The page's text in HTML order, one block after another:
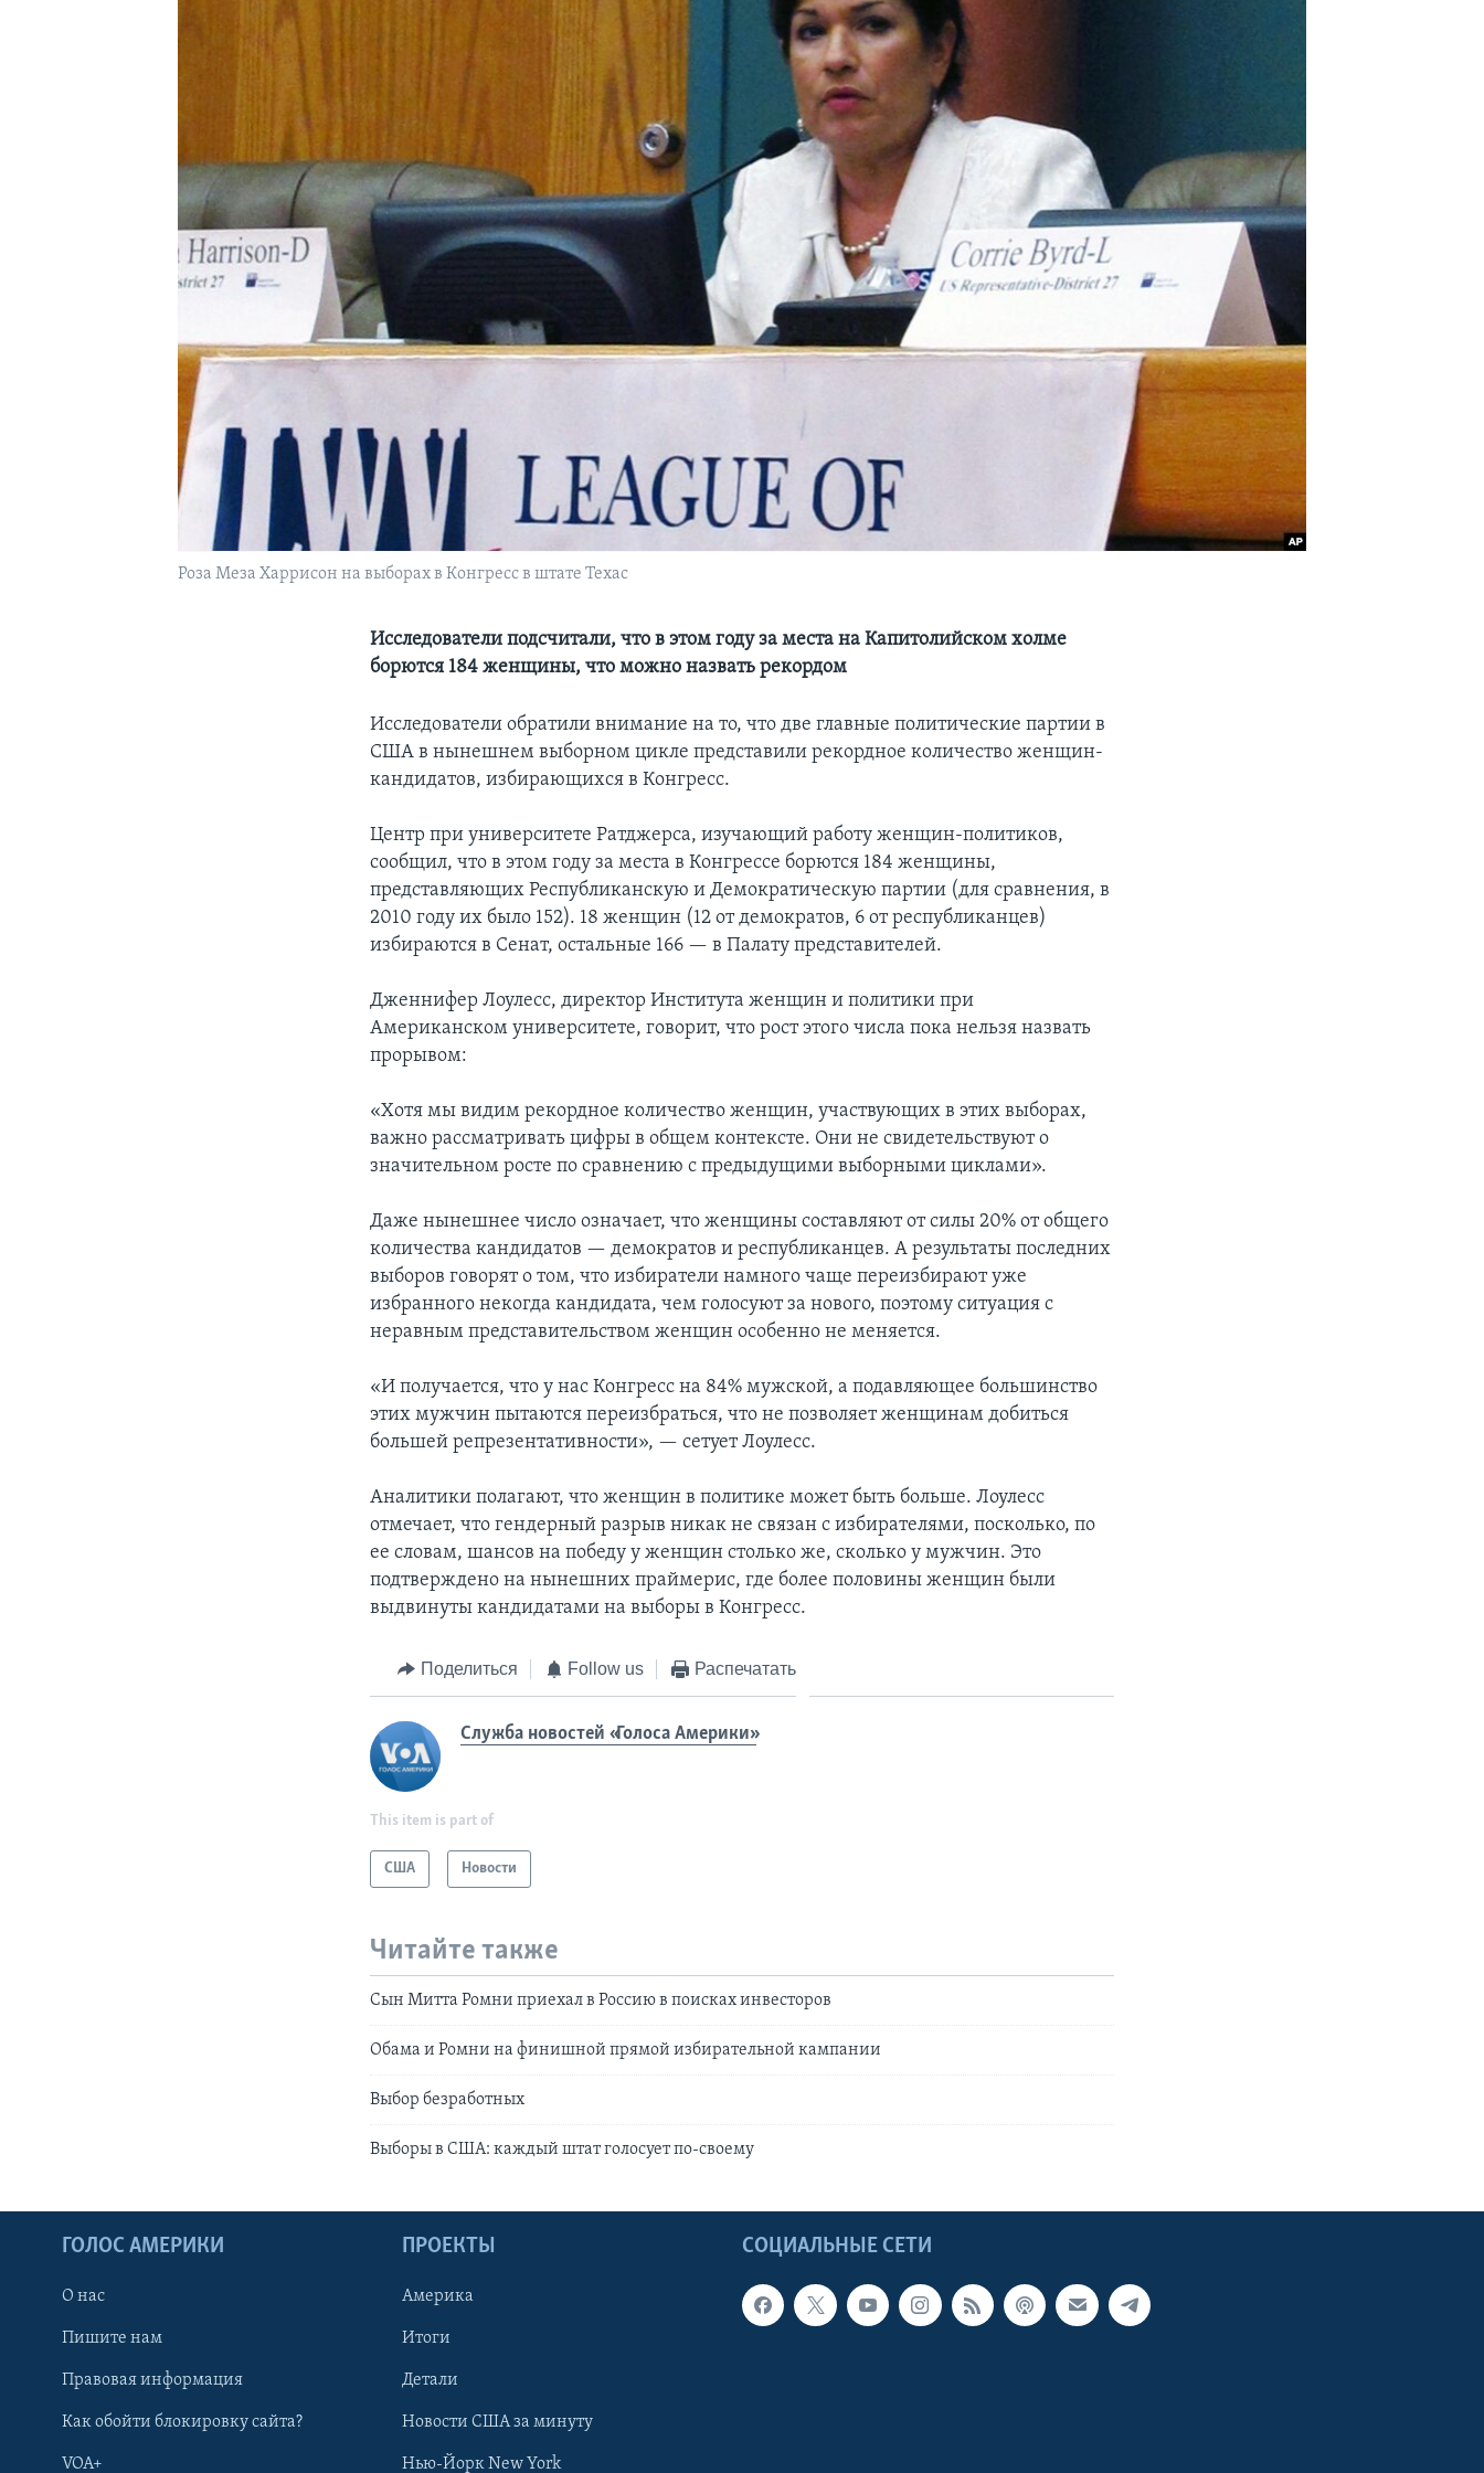
Роза Меза Харрисон на выборах в Конгресс в штате Техас
Исследователи подсчитали, что в этом году за места на Капитолийском холме
борются 184 женщины, что можно назвать рекордом
Исследователи обратили внимание на то, что две главные политические партии в
США в нынешнем выборном цикле представили рекордное количество женщин-
кандидатов, избирающихся в Конгресс.
Центр при университете Ратджерса, изучающий работу женщин-политиков,
сообщил, что в этом году за места в Конгрессе борются 184 женщины,
представляющих Республиканскую и Демократическую партии (для сравнения, в
2010 году их было 152). 18 женщин (12 от демократов, 6 от республиканцев)
избираются в Сенат, остальные 166 — в Палату представителей.
Дженнифер Лоулесс, директор Института женщин и политики при
Американском университете, говорит, что рост этого числа пока нельзя назвать
прорывом:
«Хотя мы видим рекордное количество женщин, участвующих в этих выборах,
важно рассматривать цифры в общем контексте. Они не свидетельствуют о
значительном росте по сравнению с предыдущими выборными циклами».
Даже нынешнее число означает, что женщины составляют от силы 20% от общего
количества кандидатов — демократов и республиканцев. А результаты последних
выборов говорят о том, что избиратели намного чаще переизбирают уже
избранного некогда кандидата, чем голосуют за нового, поэтому ситуация с
неравным представительством женщин особенно не меняется.
«И получается, что у нас Конгресс на 84% мужской, а подавляющее большинство
этих мужчин пытаются переизбраться, что не позволяет женщинам добиться
большей репрезентативности», — сетует Лоулесс.
Аналитики полагают, что женщин в политике может быть больше. Лоулесс
отмечает, что гендерный разрыв никак не связан с избирателями, посколько, по
ее словам, шансов на победу у женщин столько же, сколько у мужчин. Это
подтверждено на нынешних праймерис, где более половины женщин были
выдвинуты кандидатами на выборы в Конгресс.
Поделиться Follow us Распечатать
Служба новостей «Голоса Америки»
This item is part of
США Новости
Читайте также
Сын Митта Ромни приехал в Россию в поисках инвесторов
Обама и Ромни на финишной прямой избирательной кампании
Выбор безработных
Выборы в США: каждый штат голосует по-своему
СОЦИАЛЬНЫЕ СЕТИ
ГОЛОС АМЕРИКИ
О нас
Пишите нам
Правовая информация
Как обойти блокировку сайта?
VOA+
ПРОЕКТЫ
Америка
Итоги
Детали
Новости США за минуту
Нью-Йорк New York